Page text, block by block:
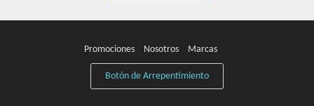
Promociones Nosotros Marcas
Botón de Arrepentimiento